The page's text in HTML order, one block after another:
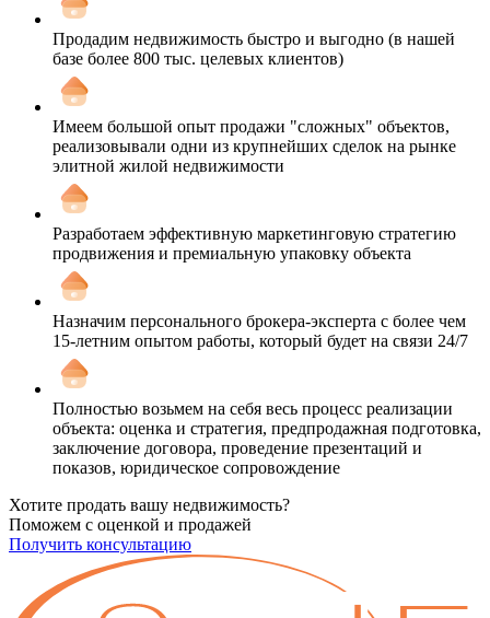
Продадим недвижимость быстро и выгодно (в нашей
базе более 800 тыс. целевых клиентов)
Имеем большой опыт продажи "сложных" объектов,
реализовывали одни из крупнейших сделок на рынке
элитной жилой недвижимости
Разработаем эффективную маркетинговую стратегию
продвижения и премиальную упаковку объекта
Назначим персонального брокера-эксперта с более чем
15-летним опытом работы, который будет на связи 24/7
Полностью возьмем на себя весь процесс реализации
объекта: оценка и стратегия, предпродажная подготовка,
заключение договора, проведение презентаций и
показов, юридическое сопровождение
Хотите продать вашу недвижимость?
Поможем с оценкой и продажей
Получить консультацию